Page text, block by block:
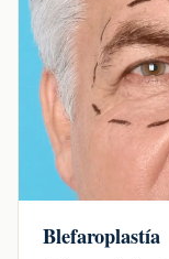
Blefaroplastía